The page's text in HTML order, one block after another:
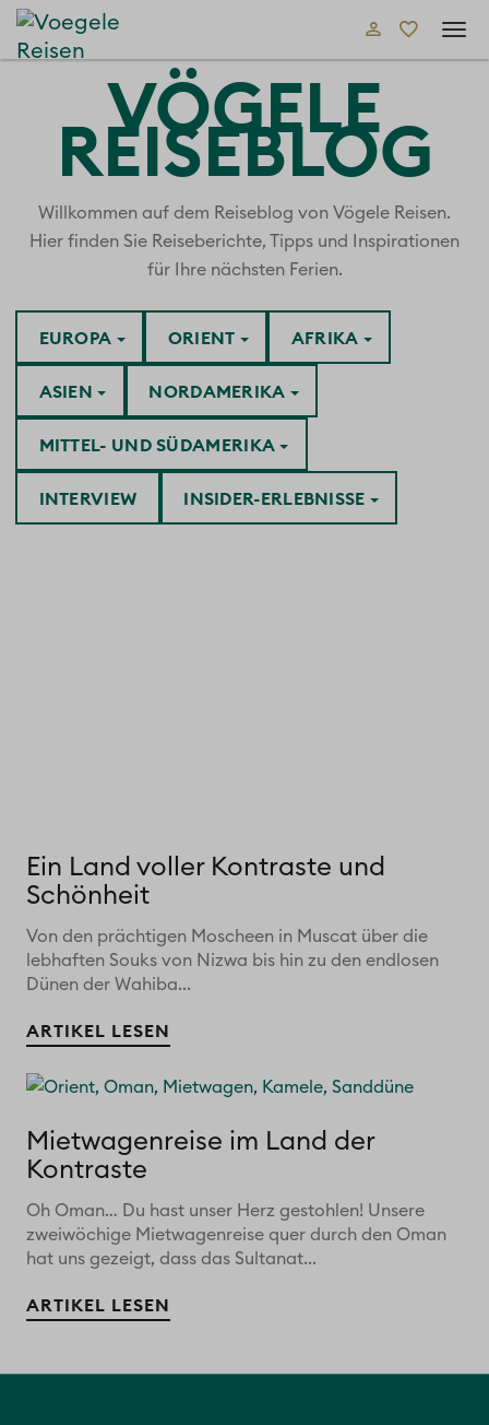
VÖGELE
REISEBLOG
Willkommen auf dem Reiseblog von Vögele Reisen.
Hier finden Sie Reiseberichte, Tipps und Inspirationen
für Ihre nächsten Ferien.
AFRIKA
ASIEN
EUROPA
INSIDER-ERLEBNISSE
INTERVIEW
MITTEL- UND SÜDAMERIKA
NORDAMERIKA
ORIENT
Ein Land voller Kontraste und
Schönheit
Von den prächtigen Moscheen in Muscat über die
lebhaften Souks von Nizwa bis hin zu den endlosen
Dünen der Wahiba...
ARTIKEL LESEN
Mietwagenreise im Land der
Kontraste
Oh Oman… Du hast unser Herz gestohlen! Unsere
zweiwöchige Mietwagenreise quer durch den Oman
hat uns gezeigt, dass das Sultanat...
ARTIKEL LESEN